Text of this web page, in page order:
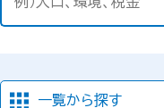
一覧から探す